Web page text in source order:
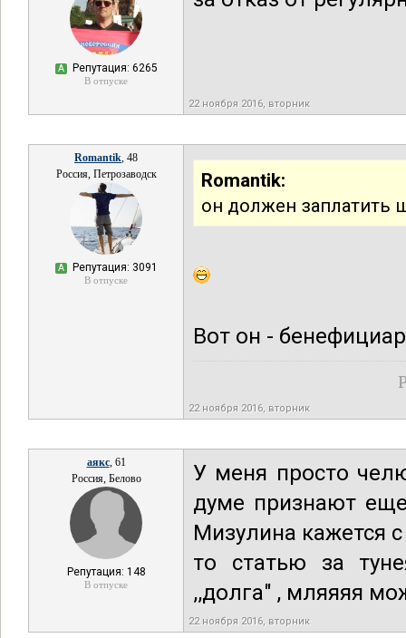
А Репутация: 6265
В отпуске
22 ноября 2016, вторник
Romantik, 48
Россия, Петрозаводск
А Репутация: 3091
В отпуске
Romantik:
он должен заплатить
Вот он -
22 ноября 2016, вторник
аякс, 61
Россия, Белово
Репутация: 148
В отпуске
У меня просто
думе признают
Мизулина кажется
то статью за
,,долга" , мляяяя
22 ноября 2016, вторник